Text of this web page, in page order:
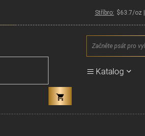
Stříbro: $63.7/oz |
Products
search
Katalog